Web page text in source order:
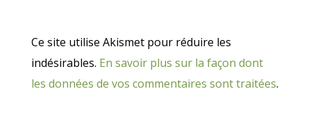
Ce site utilise Akismet pour réduire les
indésirables. En savoir plus sur la façon dont
les données de vos commentaires sont traitées.